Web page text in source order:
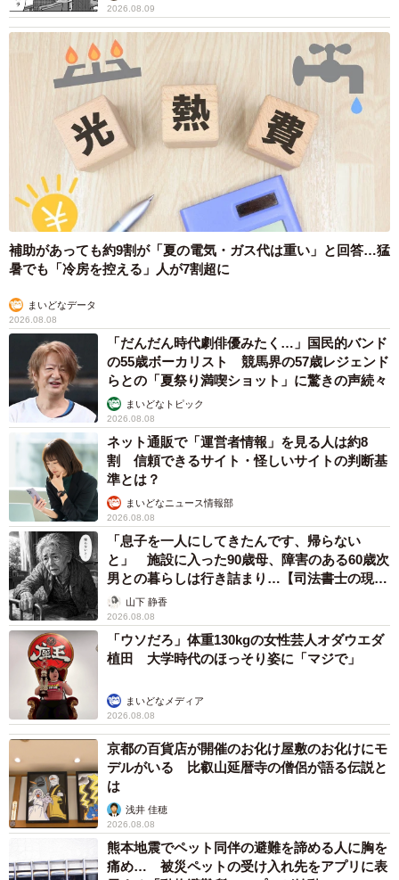
■Twitter https://twitter.com/_moria_moria_
■Instagram
https://www.instagram.com/orenoatamanonaka/
同じ傷を負った方、いると思います。
#デパ地下
pic.twitter.com/si0StYqqa1
— 月光もりあ(公式) (@_moria_moria_)April 26, 2023
2026.08.09
補助があっても約9割が「夏の電気・ガス代は重い」と回答…猛
暑でも「冷房を控える」人が7割超に
まいどなデータ
2026.08.08
「だんだん時代劇俳優みたく…」国民的バンド
の55歳ボーカリスト 競馬界の57歳レジェンド
らとの「夏祭り満喫ショット」に驚きの声続々
まいどなトピック
2026.08.08
ネット通販で「運営者情報」を見る人は約8
割 信頼できるサイト・怪しいサイトの判断基
準とは？
まいどなニュース情報部
2026.08.08
「息子を一人にしてきたんです、帰らない
と」 施設に入った90歳母、障害のある60歳次
男との暮らしは行き詰まり…【司法書士の現場
から】山下 静香
2026.08.08
「ウソだろ」体重130kgの女性芸人オダウエダ
植田 大学時代のほっそり姿に「マジで」
まいどなメディア
2026.08.08
京都の百貨店が開催のお化け屋敷のお化けにモ
デルがいる 比叡山延暦寺の僧侶が語る伝説と
は
浅井 佳穂
2026.08.08
熊本地震でペット同伴の避難を諦める人に胸を
痛め… 被災ペットの受け入れ先をアプリに表